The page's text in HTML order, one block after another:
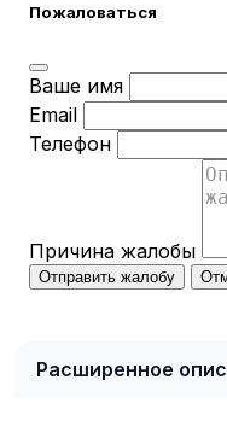
Пожаловаться
Ваше имя
Email
Телефон
Причина жалобы
Отправить жалобу
Расширенное